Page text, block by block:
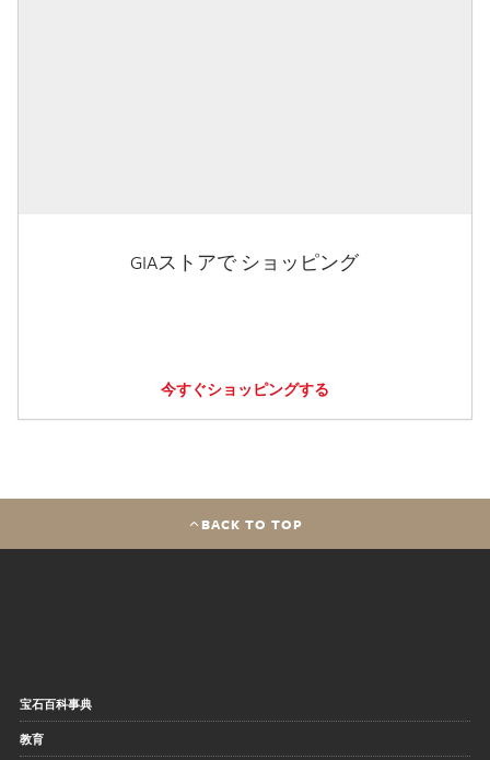
GIAストアで ショッピング
今すぐショッピングする
BACK TO TOP
宝石百科事典
教育